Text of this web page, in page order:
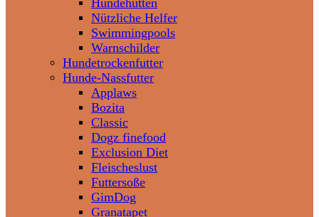
Hundehütten
Nützliche Helfer
Swimmingpools
Warnschilder
Hundetrockenfutter
Hunde-Nassfutter
Applaws
Bozita
Classic
Dogz finefood
Exclusion Diet
Fleischeslust
Futtersoße
GimDog
Granatapet